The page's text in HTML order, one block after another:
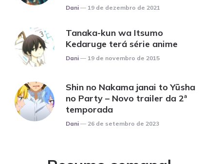
Posted
Dani 19 de dezembro de 2021
Tanaka-kun wa Itsumo
Kedaruge terá série anime
Posted
Dani 19 de novembro de 2015
Shin no Nakama janai to Yūsha
no Party – Novo trailer da 2ª
temporada
Posted
Dani 26 de setembro de 2023